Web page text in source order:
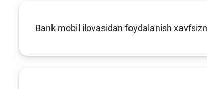
Bank mobil ilovasidan foydalanish